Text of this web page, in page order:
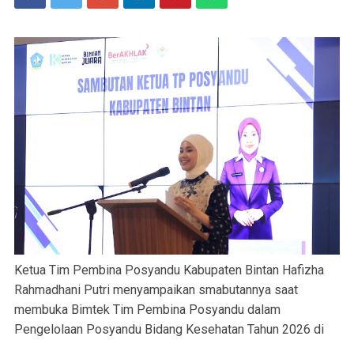
Ketua Tim Pembina Posyandu Kabupaten Bintan Hafizha
Rahmadhani Putri menyampaikan smabutannya saat
membuka Bimtek Tim Pembina Posyandu dalam
Pengelolaan Posyandu Bidang Kesehatan Tahun 2026 di